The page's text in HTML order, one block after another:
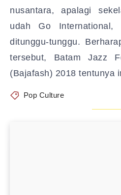
nusantara, apalagi
udah Go International,
ditunggu-tunggu.
tersebut, Batam Jazz
(Bajafash) 2018 tentunya
Pop Culture